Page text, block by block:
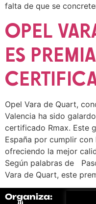
falta de que se
OPEL
ES
Opel Vara de Quart,
Valencia ha sido
certificado Rmax. Este
España por cumplir
ofreciendo la mejor
Según palabras de
Vara de Quart, este
Organiza: